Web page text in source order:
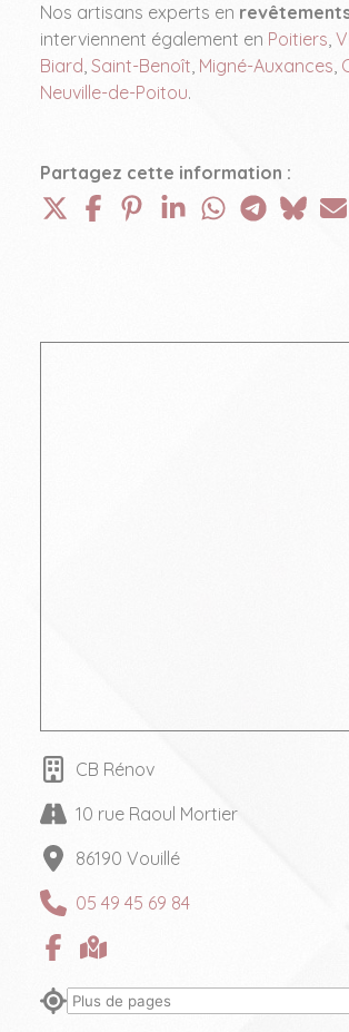
Nos artisans experts en
interviennent également en Poitiers,
Biard, Saint-Benoît, Migné-Auxances,
Neuville-de-Poitou.
Partagez cette information :
CB Rénov
10 rue Raoul Mortier
86190 Vouillé
05 49 45 69 84